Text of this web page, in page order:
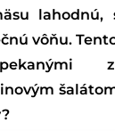
lahodnú,
vôňu.